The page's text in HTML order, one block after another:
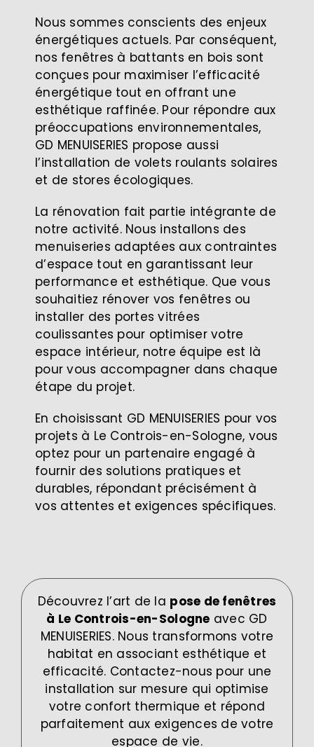
Nous sommes conscients des enjeux
énergétiques actuels. Par conséquent,
nos fenêtres à battants en bois sont
conçues pour maximiser l’efficacité
énergétique tout en offrant une
esthétique raffinée. Pour répondre aux
préoccupations environnementales,
GD MENUISERIES propose aussi
l’installation de volets roulants solaires
et de stores écologiques.
La rénovation fait partie intégrante de
notre activité. Nous installons des
menuiseries adaptées aux contraintes
d’espace tout en garantissant leur
performance et esthétique. Que vous
souhaitiez rénover vos fenêtres ou
installer des portes vitrées
coulissantes pour optimiser votre
espace intérieur, notre équipe est là
pour vous accompagner dans chaque
étape du projet.
En choisissant GD MENUISERIES pour vos
projets à Le Controis-en-Sologne, vous
optez pour un partenaire engagé à
fournir des solutions pratiques et
durables, répondant précisément à
vos attentes et exigences spécifiques.
Découvrez l’art de la pose de fenêtres
à Le Controis-en-Sologne avec GD
MENUISERIES. Nous transformons votre
habitat en associant esthétique et
efficacité. Contactez-nous pour une
installation sur mesure qui optimise
votre confort thermique et répond
parfaitement aux exigences de votre
espace de vie.